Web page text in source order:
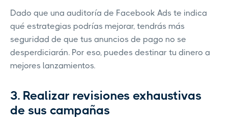
Dado que una auditoría de Facebook Ads te indica
qué estrategias podrías mejorar, tendrás más
seguridad de que tus anuncios de pago no se
desperdiciarán. Por eso, puedes destinar tu dinero a
mejores lanzamientos.
3. Realizar revisiones exhaustivas
de sus campañas